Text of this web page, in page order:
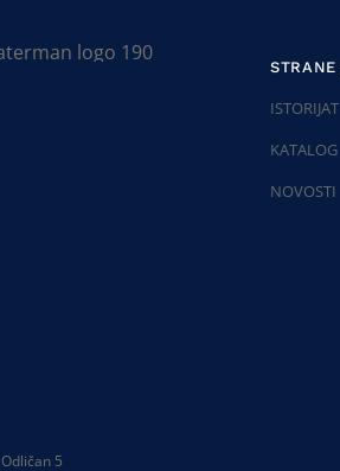
STRANE
ISTORIJAT
KATALOG
NOVOSTI
Odličan 5